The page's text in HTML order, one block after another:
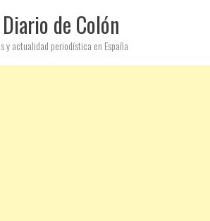
de Colón
y actualidad periodística en España